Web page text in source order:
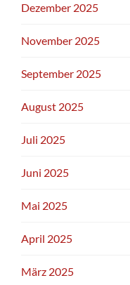
Dezember 2025
November 2025
September 2025
August 2025
Juli 2025
Juni 2025
Mai 2025
April 2025
März 2025